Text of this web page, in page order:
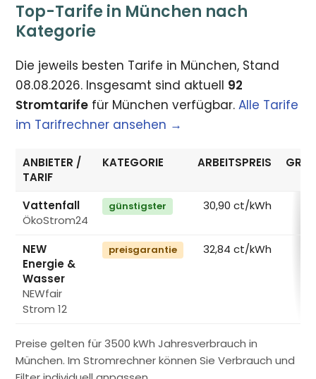
Top-Tarife in München nach
Kategorie
Die jeweils besten Tarife in München, Stand
08.08.2026. Insgesamt sind aktuell 92
Stromtarife für München verfügbar.Alle Tarife
im Tarifrechner ansehen →
ANBIETER /
TARIF
KATEGORIE ARBEITSPREIS
Vattenfall
ÖkoStrom24
günstigster
30,90 ct/kWh
NEW
Energie &
Wasser
NEWfair
Strom 12
preisgarantie
32,84 ct/kWh
Preise gelten für 3500 kWh Jahresverbrauch in
München. Im Stromrechner können Sie Verbrauch und